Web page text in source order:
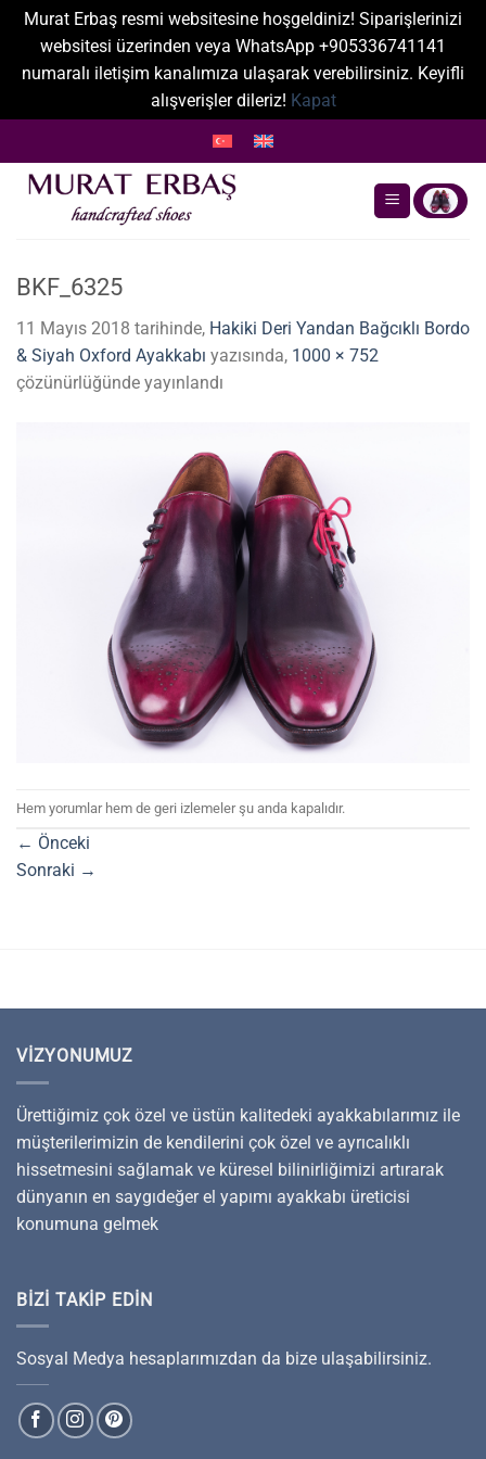
Murat Erbaş resmi websitesine hoşgeldiniz! Siparişlerinizi
websitesi üzerinden veya WhatsApp +905336741141
numaralı iletişim kanalımıza ulaşarak verebilirsiniz. Keyifli
alışverişler dileriz! Kapat
atla
BKF_6325
11 Mayıs 2018 tarihinde, Hakiki Deri Yandan Bağcıklı Bordo
& Siyah Oxford Ayakkabı yazısında, 1000 × 752
çözünürlüğünde yayınlandı
Hem yorumlar hem de geri izlemeler şu anda kapalıdır.
← Önceki
Sonraki →
VIZYONUMUZ
Ürettiğimiz çok özel ve üstün kalitedeki ayakkabılarımız ile
müşterilerimizin de kendilerini çok özel ve ayrıcalıklı
hissetmesini sağlamak ve küresel bilinirliğimizi artırarak
dünyanın en saygıdeğer el yapımı ayakkabı üreticisi
konumuna gelmek
BIZI TAKIP EDIN
Sosyal Medya hesaplarımızdan da bize ulaşabilirsiniz.